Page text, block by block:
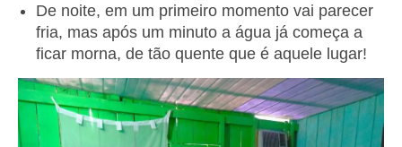
De noite, em um primeiro momento vai parecer
fria, mas após um minuto a água já começa a
ficar morna, de tão quente que é aquele lugar!